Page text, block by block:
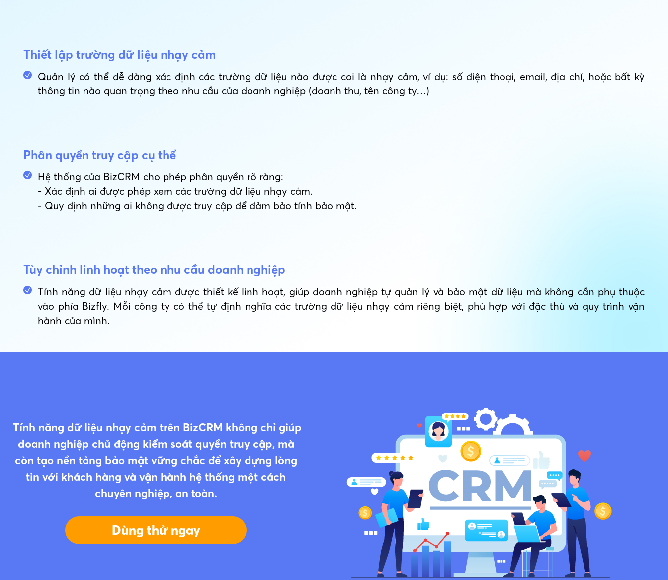
Thiết lập trường dữ liệu nhạy cảm
Quản lý có thể dễ dàng xác định các trường dữ liệu nào được coi là nhạy cảm, ví dụ: số điện thoại, email, địa chỉ, hoặc bất kỳ
thông tin nào quan trọng theo nhu cầu của doanh nghiệp (doanh thu, tên công ty…)
Phân quyền truy cập cụ thể
Hệ thống của BizCRM cho phép phân quyền rõ ràng:
- Xác định ai được phép xem các trường dữ liệu nhạy cảm.
- Quy định những ai không được truy cập để đảm bảo tính bảo mật.
Tùy chỉnh linh hoạt theo nhu cầu doanh nghiệp
Tính năng dữ liệu nhạy cảm được thiết kế linh hoạt, giúp doanh nghiệp tự quản lý và bảo mật dữ liệu mà không cần phụ thuộc
vào phía Bizfly. Mỗi công ty có thể tự định nghĩa các trường dữ liệu nhạy cảm riêng biệt, phù hợp với đặc thù và quy trình vận
hành của mình.
Tính năng dữ liệu nhạy cảm trên BizCRM không chỉ giúp
doanh nghiệp chủ động kiểm soát quyền truy cập, mà
còn tạo nền tảng bảo mật vững chắc để xây dựng lòng
tin với khách hàng và vận hành hệ thống một cách
chuyên nghiệp, an toàn.
Dùng thử ngay